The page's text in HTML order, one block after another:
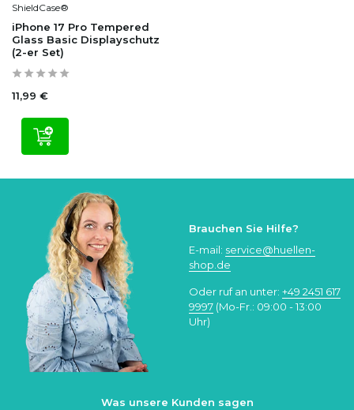
ShieldCase®
iPhone 17 Pro Tempered
Glass Basic Displayschutz
(2-er Set)
11,99 €
Brauchen Sie Hilfe?
E-mail: service@huellen-
shop.de
Oder ruf an unter: +49 2451 617
9997 (Mo-Fr.: 09:00 - 13:00
Uhr)
Was unsere Kunden sagen